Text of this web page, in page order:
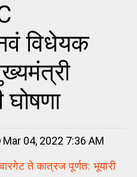
विधेयक
घोषणा
Mar 04, 2022 7:36 AM
ते कात्रज पूर्णत: भूयारी